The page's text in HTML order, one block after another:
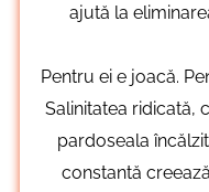
ajută la
Pentru ei e joacă.
Salinitatea ridicată,
pardoseala
constantă